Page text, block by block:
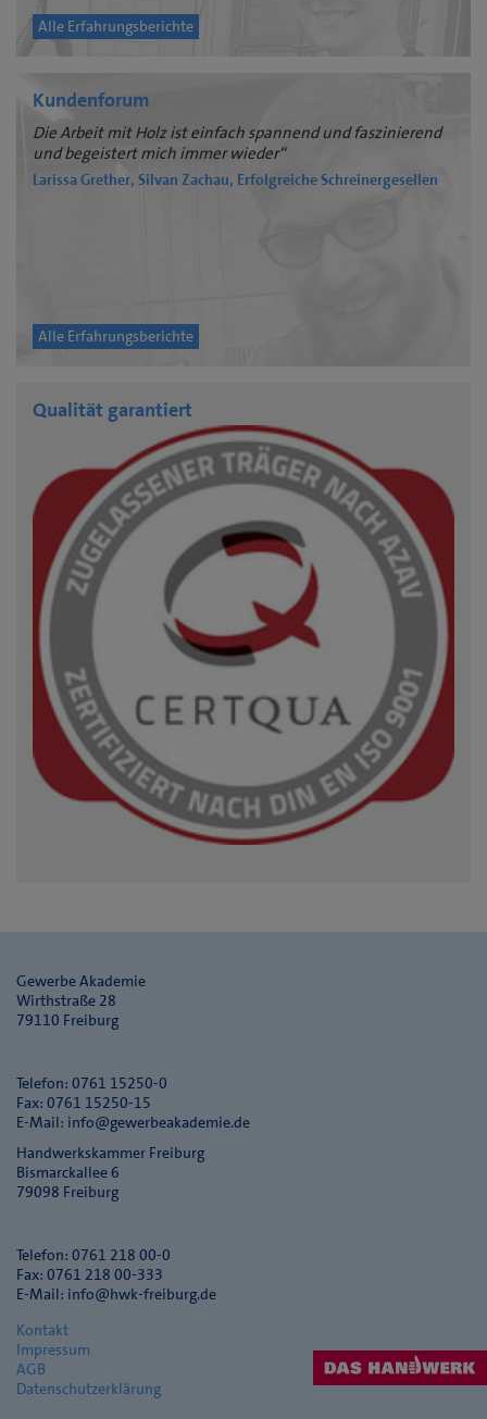
Alle Erfahrungsberichte
Kundenforum
Die Arbeit mit Holz ist einfach spannend und faszinierend
und begeistert mich immer wieder“
Larissa Grether, Silvan Zachau, Erfolgreiche Schreinergesellen
Alle Erfahrungsberichte
Qualität garantiert
Gewerbe Akademie
Wirthstraße 28
79110 Freiburg
Telefon: 0761 15250-0
Fax: 0761 15250-15
E-Mail: info@gewerbeakademie.de
Handwerkskammer Freiburg
Bismarckallee 6
79098 Freiburg
Telefon: 0761 218 00-0
Fax: 0761 218 00-333
E-Mail: info@hwk-freiburg.de
Kontakt
Impressum
AGB
Datenschutzerklärung